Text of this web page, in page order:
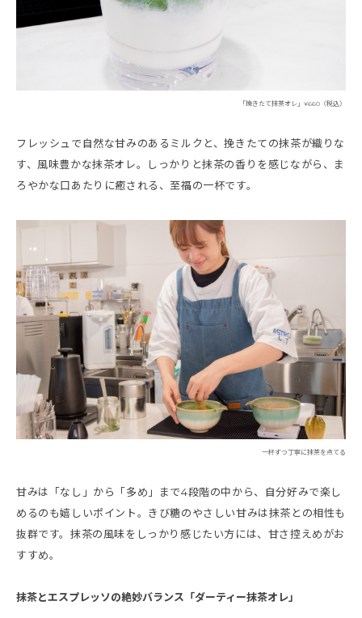
「挽きたて抹茶オレ」¥660（税込）
フレッシュで自然な甘みのあるミルクと、挽きたての抹茶が織りな
す、風味豊かな抹茶オレ。しっかりと抹茶の香りを感じながら、ま
ろやかな口あたりに癒される、至福の一杯です。
一杯ずつ丁寧に抹茶を点てる
甘みは「なし」から「多め」まで4段階の中から、自分好みで楽し
めるのも嬉しいポイント。きび糖のやさしい甘みは抹茶との相性も
抜群です。抹茶の風味をしっかり感じたい方には、甘さ控えめがお
すすめ。
抹茶とエスプレッソの絶妙バランス「ダーティー抹茶オレ」